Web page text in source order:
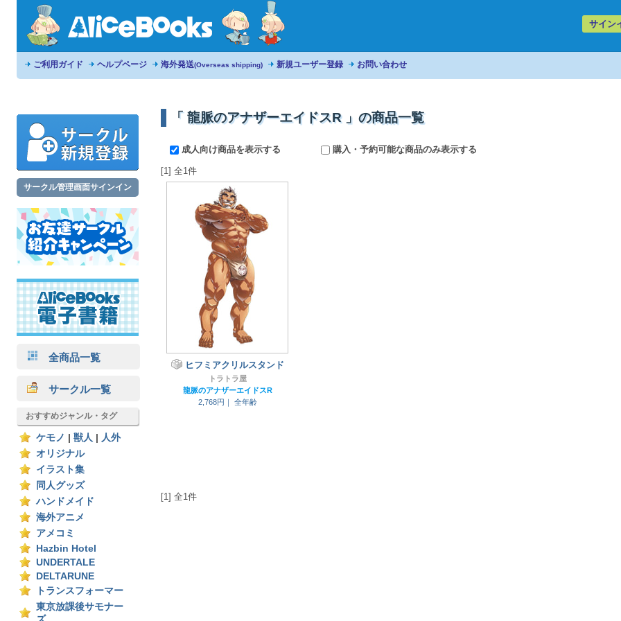
サイン
ご利用ガイド ヘルプページ 海外発送(Overseas shipping) 新規ユーザー登録 お問い合わせ
サークル管理画面サインイン
全商品一覧
サークル一覧
おすすめジャンル・タグ
ケモノ 獣人
人外
オリジナル
イラスト集
同人グッズ
ハンドメイド
海外アニメ
アメコミ
Hazbin Hotel
UNDERTALE
DELTARUNE
トランスフォーマー
東京放課後サモナー
「 龍脈のアナザーエイドスR 」の商品一覧
成人向け商品を表示する 購入・予約可能な商品のみ表示する
[1] 全1件
ヒフミアクリルスタンド
トラトラ屋
龍脈のアナザーエイドスR
2,768円｜
全年齢
[1] 全1件